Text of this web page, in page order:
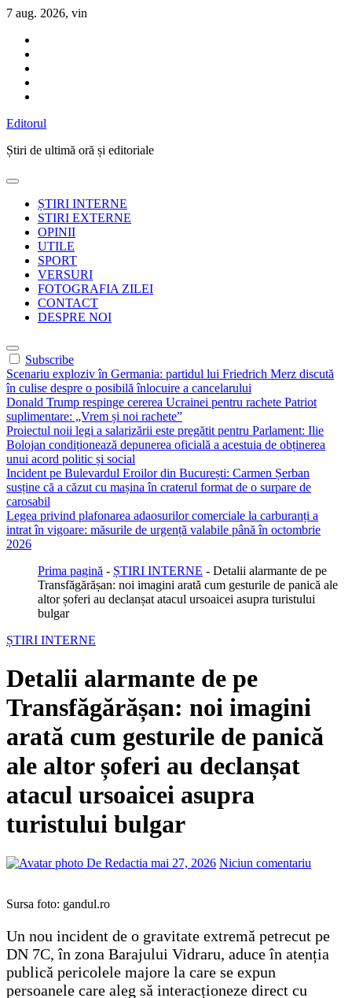
Sari
conținut
7 aug. 2026, vin
Editorul
Știri de ultimă oră și editoriale
ȘTIRI INTERNE
STIRI EXTERNE
OPINII
UTILE
SPORT
VERSURI
FOTOGRAFIA ZILEI
CONTACT
DESPRE NOI
Subscribe
Scenariu exploziv în Germania: partidul lui Friedrich Merz discută
în culise despre o posibilă înlocuire a cancelarului
Donald Trump respinge cererea Ucrainei pentru rachete Patriot
suplimentare: „Vrem și noi rachete”
Proiectul noii legi a salarizării este pregătit pentru Parlament: Ilie
Bolojan condiționează depunerea oficială a acestuia de obținerea
unui acord politic și social
Incident pe Bulevardul Eroilor din București: Carmen Șerban
susține că a căzut cu mașina în craterul format de o surpare de
carosabil
Legea privind plafonarea adaosurilor comerciale la carburanți a
intrat în vigoare: măsurile de urgență valabile până în octombrie
2026
Prima pagină - ȘTIRI INTERNE - Detalii alarmante de pe
Transfăgărășan: noi imagini arată cum gesturile de panică ale
altor șoferi au declanșat atacul ursoaicei asupra turistului
bulgar
ȘTIRI INTERNE
Detalii alarmante de pe
Transfăgărășan: noi imagini
arată cum gesturile de panică
ale altor șoferi au declanșat
atacul ursoaicei asupra
turistului bulgar
De Redactia mai 27, 2026 Niciun comentariu
Sursa foto: gandul.ro
Un nou incident de o gravitate extremă petrecut pe
DN 7C, în zona Barajului Vidraru, aduce în atenția
publică pericolele majore la care se expun
persoanele care aleg să interacționeze direct cu